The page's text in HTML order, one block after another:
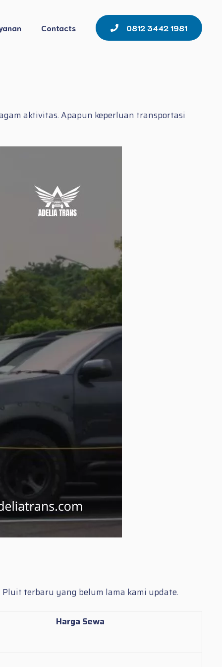
Contacts 0812 3442 1981
aktivitas. Apapun keperluan transportasi
terbaru yang belum lama kami update.
Harga Sewa